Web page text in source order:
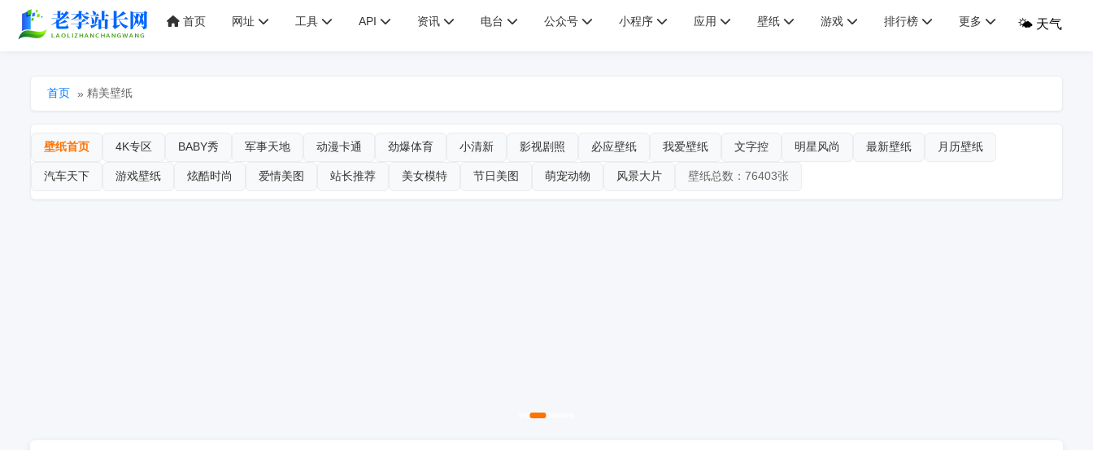
首页 网址 工具 API 资讯 电台 公众号 小程序 应用 壁纸 游戏 排行榜 更多 🌤️ 天气
首页 » 精美壁纸
壁纸首页 4K专区 BABY秀 军事天地 动漫卡通 劲爆体育 小清新 影视剧照 必应壁纸 我爱壁纸 文字控 明星风尚 最新壁纸 月历壁纸
汽车天下 游戏壁纸 炫酷时尚 爱情美图 站长推荐 美女模特 节日美图 萌宠动物 风景大片 壁纸总数：76403张